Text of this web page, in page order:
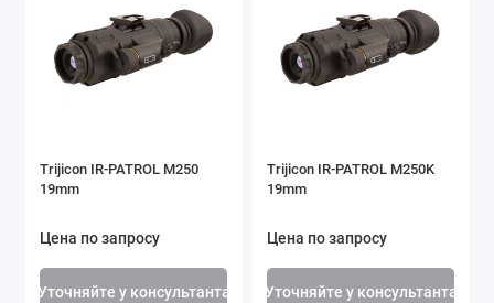
Trijicon IR-PATROL M250
19mm
Цена по запросу
Уточняйте у консультанта
Trijicon IR-PATROL M250K
19mm
Цена по запросу
Уточняйте у консультанта